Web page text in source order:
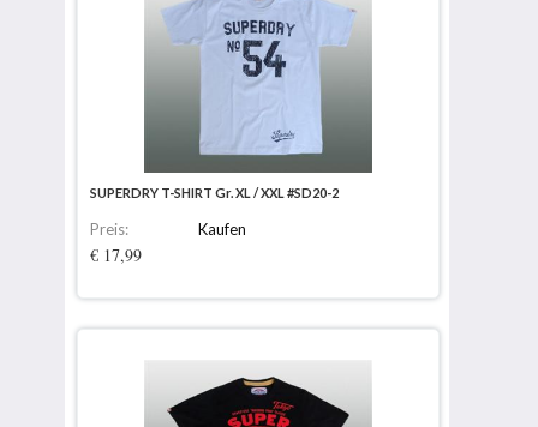
SUPERDRY T-SHIRT Gr. XL / XXL #SD20-2
Preis:
€ 17,99
Kaufen